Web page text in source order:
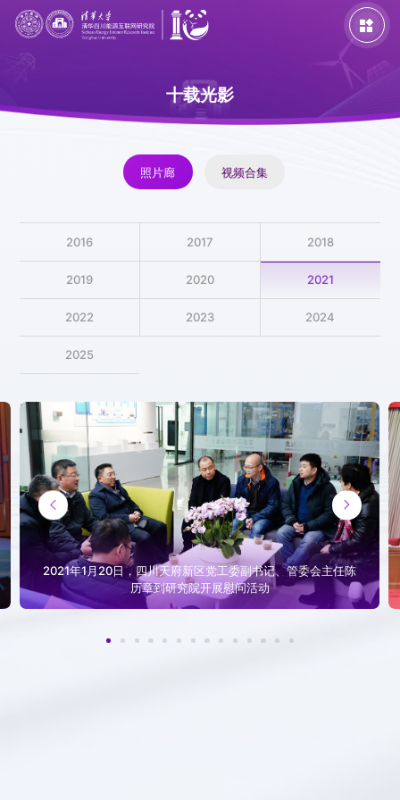

专题活动 特色活动
发展巡礼 发展历程
照片廊 视频合集
在线祝福墙
十载光影
照片廊 视频合集
2016 2017 2018
2019 2020 2021
2022 2023 2024
2025
2021年1月20日，四川天府新区党工委副书记、管委会主任陈
历章到研究院开展慰问活动
 